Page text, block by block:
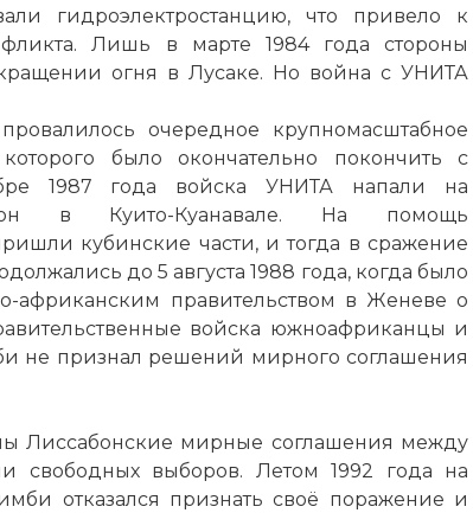
гидроэлектростанцию, что привело к
Лишь в марте 1984 года стороны
огня в Лусаке. Но война с УНИТА
очередное крупномасштабное
было окончательно покончить с
1987 года войска УНИТА напали на
в Куито-Куанавале. На помощь
кубинские части, и тогда в сражение
до 5 августа 1988 года, когда было
африканским правительством в Женеве о
войска южноафриканцы и
не признал решений мирного соглашения
Лиссабонские мирные соглашения между
выборов. Летом 1992 года на
отказался признать своё поражение и